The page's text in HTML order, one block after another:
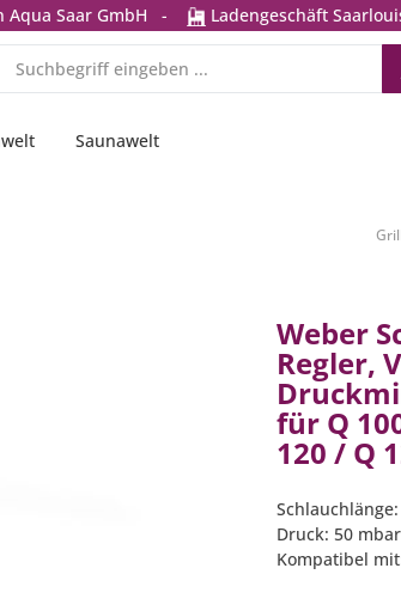
Aqua Saar GmbH - Ladengeschäft
Saunawelt
Weber
Regler,
für Q
120 / Q
Druck: 50 mbar
Kompatibel